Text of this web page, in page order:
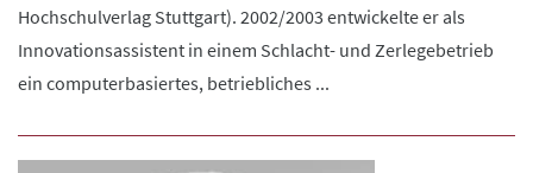
Hochschulverlag Stuttgart). 2002/2003 entwickelte er als
Innovationsassistent in einem Schlacht- und Zerlegebetrieb
ein computerbasiertes, betriebliches ...